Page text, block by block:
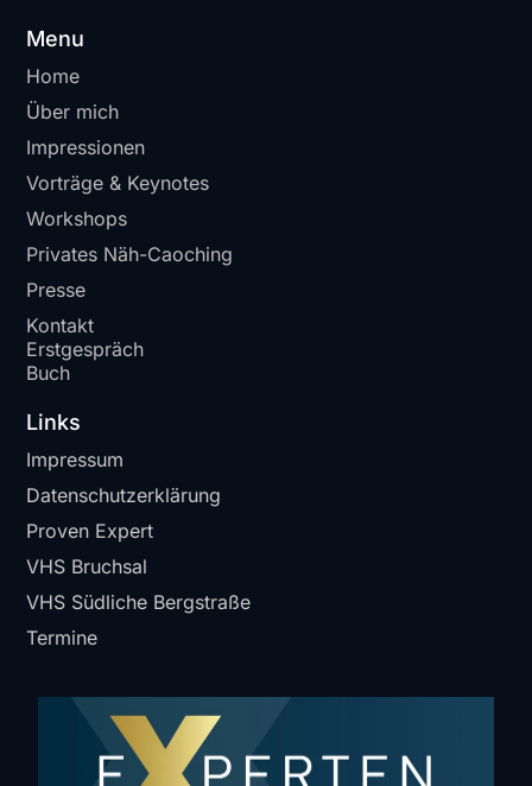
Menu
Home
Über mich
Impressionen
Vorträge & Keynotes
Workshops
Privates Näh-Caoching
Presse
Kontakt
Erstgespräch
Buch
Links
Impressum
Datenschutzerklärung
Proven Expert
VHS Bruchsal
VHS Südliche Bergstraße
Termine